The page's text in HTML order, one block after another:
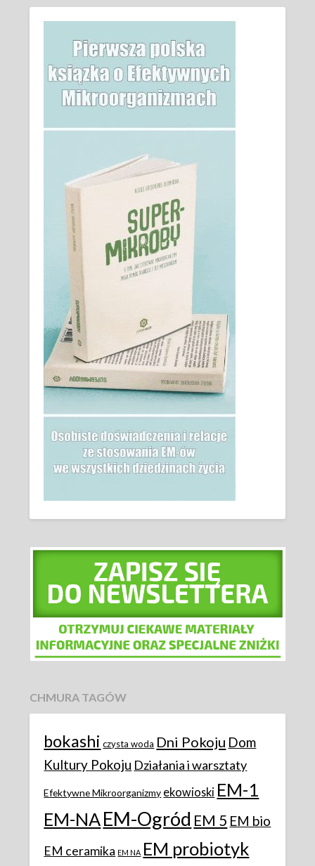
CHMURA TAGÓW
bokashi czysta woda Dni Pokoju Dom
Kultury Pokoju Działania i warsztaty
Efektywne Mikroorganizmy ekowioski EM-1
EM-NAEM-Ogród EM 5 EM bio
EM ceramika EM NA EM probiotyk